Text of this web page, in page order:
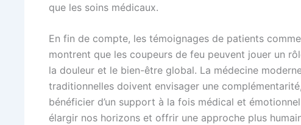
que les soins médicaux.
En fin de compte, les témoignages de patients
montrent que les coupeurs de feu peuvent jouer un
la douleur et le bien-être global. La médecine
traditionnelles doivent envisager une
bénéficier d’un support à la fois médical et
élargir nos horizons et offrir une approche plus